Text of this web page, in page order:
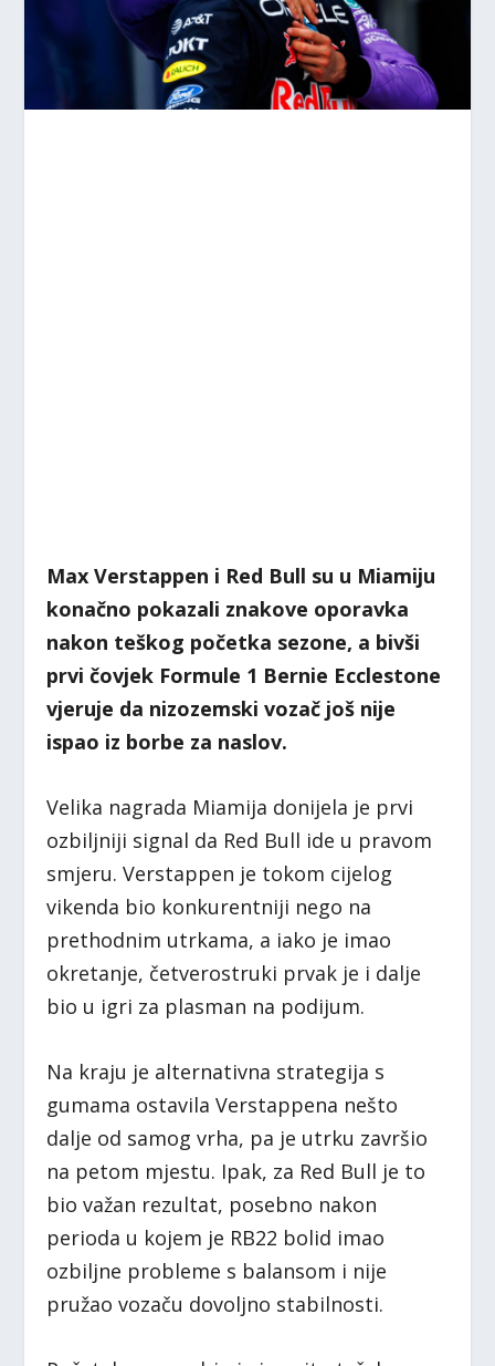
Max Verstappen i Red Bull su u Miamiju
konačno pokazali znakove oporavka
nakon teškog početka sezone, a bivši
prvi čovjek Formule 1 Bernie Ecclestone
vjeruje da nizozemski vozač još nije
ispao iz borbe za naslov.
Velika nagrada Miamija donijela je prvi
ozbiljniji signal da Red Bull ide u pravom
smjeru. Verstappen je tokom cijelog
vikenda bio konkurentniji nego na
prethodnim utrkama, a iako je imao
okretanje, četverostruki prvak je i dalje
bio u igri za plasman na podijum.
Na kraju je alternativna strategija s
gumama ostavila Verstappena nešto
dalje od samog vrha, pa je utrku završio
na petom mjestu. Ipak, za Red Bull je to
bio važan rezultat, posebno nakon
perioda u kojem je RB22 bolid imao
ozbiljne probleme s balansom i nije
pružao vozaču dovoljno stabilnosti.